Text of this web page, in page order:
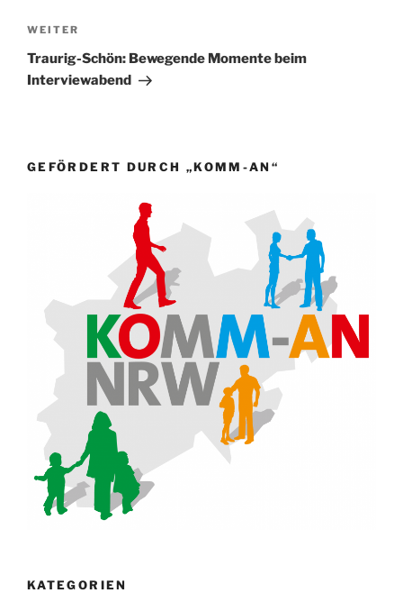
Nächster
Beitrag
WEITER
Traurig-Schön: Bewegende Momente beim
Interviewabend
GEFÖRDERT DURCH „KOMM-AN“
KATEGORIEN